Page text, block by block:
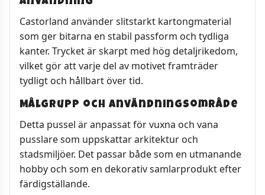
Castorland använder slitstarkt kartongmaterial
som ger bitarna en stabil passform och tydliga
kanter. Trycket är skarpt med hög detaljrikedom,
vilket gör att varje del av motivet framträder
tydligt och hållbart över tid.
Målgrupp och användningsområde
Detta pussel är anpassat för vuxna och vana
pusslare som uppskattar arkitektur och
stadsmiljöer. Det passar både som en utmanande
hobby och som en dekorativ samlarprodukt efter
färdigställande.